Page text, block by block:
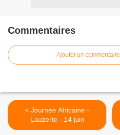
Commentaires
Ajouter un commentaire
< Journée Africaine -
Lauzerte - 14 juin